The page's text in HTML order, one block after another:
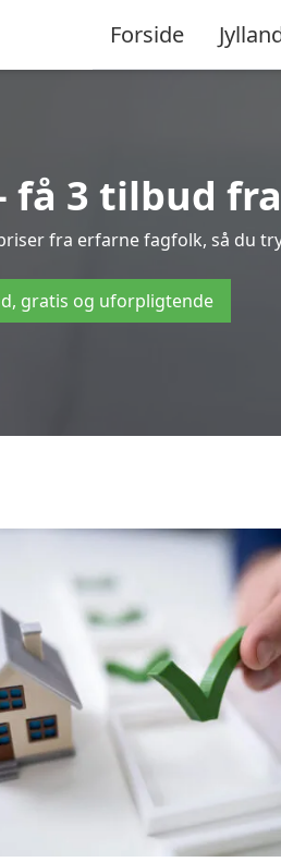
Forside
3 tilbud
fra erfarne fagfolk, så du
gratis og uforpligtende